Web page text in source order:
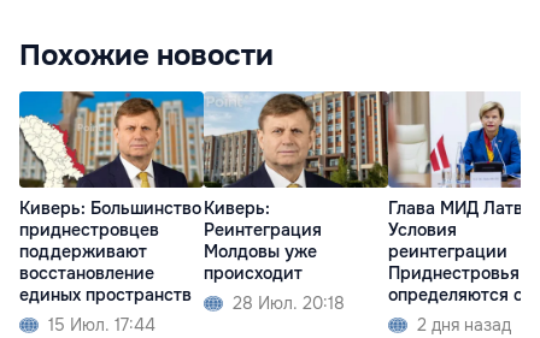
Похожие новости
Киверь: Большинство
приднестровцев
поддерживают
восстановление
единых пространств
15 Июл. 17:44
Киверь:
Реинтеграция
Молдовы уже
происходит
28 Июл. 20:18
Глава МИД
Условия
реинтеграции
Приднестровья
определяются
Молдовой
2 дня назад